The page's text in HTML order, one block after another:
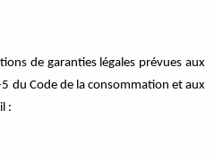
de garanties légales prévues aux
du Code de la consommation et aux
: